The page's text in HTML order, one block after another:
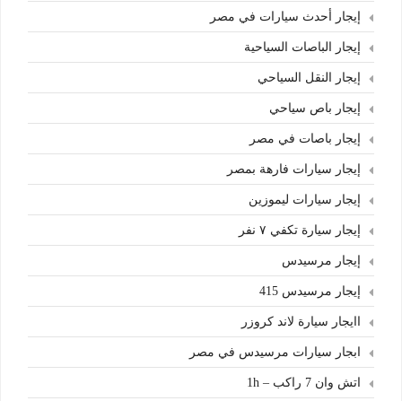
إيجار أحدث سيارات في مصر
إيجار الباصات السياحية
إيجار النقل السياحي
إيجار باص سياحي
إيجار باصات في مصر
إيجار سيارات فارهة بمصر
إيجار سيارات ليموزين
إيجار سيارة تكفي ٧ نفر
إيجار مرسيدس
إيجار مرسيدس 415
اايجار سيارة لاند كروزر
ابجار سيارات مرسيدس في مصر
اتش وان 7 راكب – 1h